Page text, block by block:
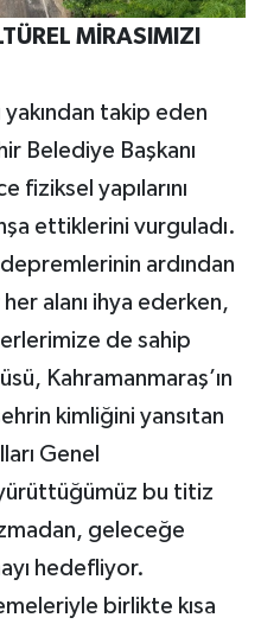
MİRASIMIZI
yakından takip eden
Belediye Başkanı
fiziksel yapılarını
ettiklerini vurguladı.
ardından
alanı ihya ederken,
de sahip
Kahramanmaraş’ın
kimliğini yansıtan
Genel
bu titiz
geleceğe
hedefliyor.
birlikte kısa